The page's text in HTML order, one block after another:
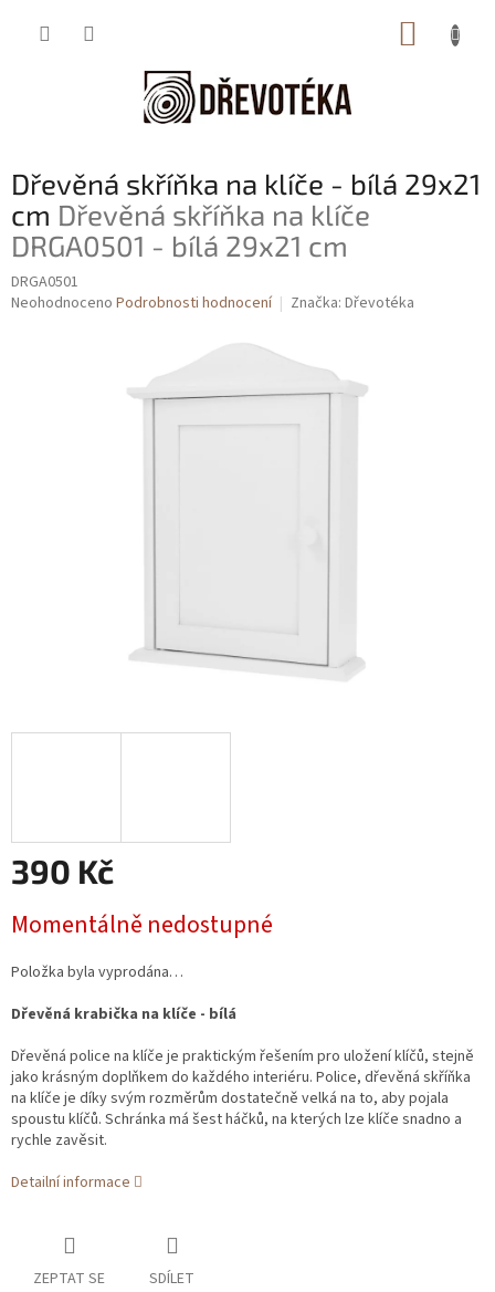
Dřevěná skříňka na klíče - bílá 29x21
cm Dřevěná skříňka na klíče
DRGA0501 - bílá 29x21 cm
DRGA0501
Průměrné
Neohodnoceno Podrobnosti hodnocení Značka: Dřevotéka
390 Kč
cena:
Momentálně nedostupné
Položka byla vyprodána…
Dřevěná krabička na klíče - bílá
Dřevěná police na klíče je praktickým řešením pro uložení klíčů, stejně
jako krásným doplňkem do každého interiéru. Police, dřevěná skříňka
na klíče je díky svým rozměrům dostatečně velká na to, aby pojala
spoustu klíčů. Schránka má šest háčků, na kterých lze klíče snadno a
rychle zavěsit.
Detailní informace
ZEPTAT SE SDÍLET